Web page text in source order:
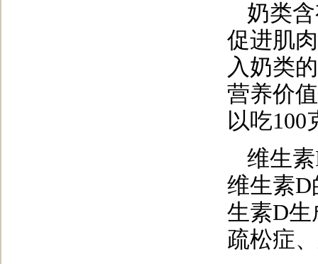
奶类
促进肌
入奶类
营养价
以吃100
维生
维生素
生素D
疏松症